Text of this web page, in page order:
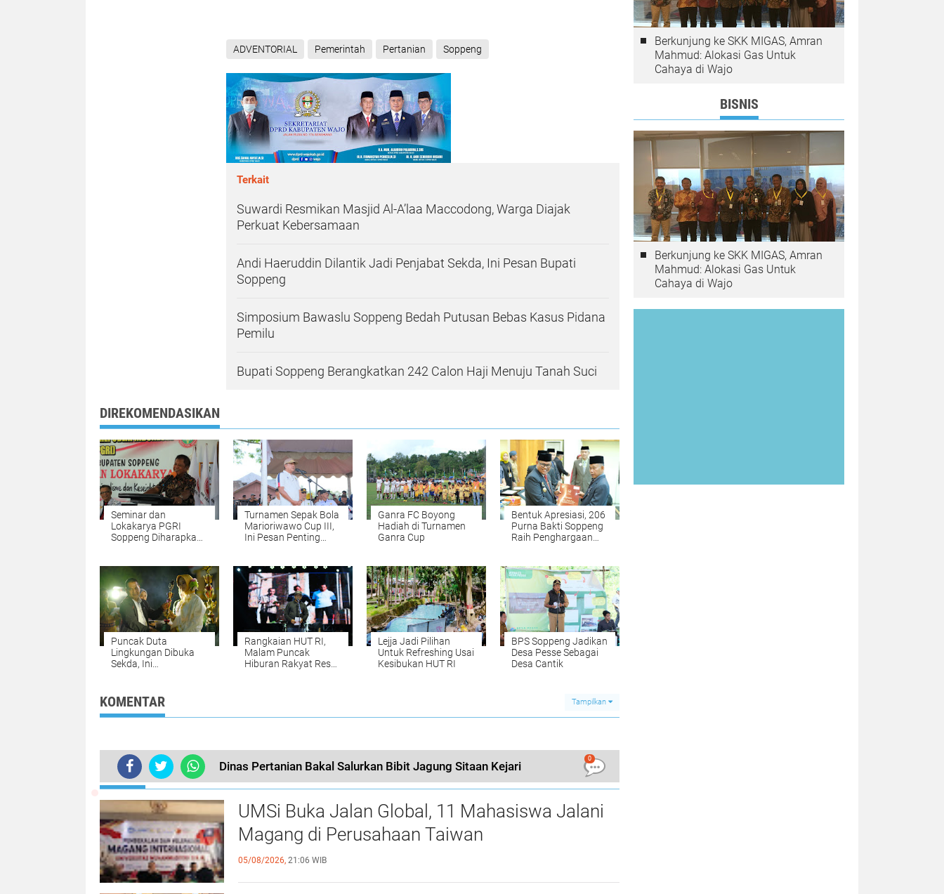
ADVENTORIAL Pemerintah Pertanian Soppeng
Terkait
Suwardi Resmikan Masjid Al-A’laa Maccodong, Warga Diajak
Perkuat Kebersamaan
Andi Haeruddin Dilantik Jadi Penjabat Sekda, Ini Pesan Bupati
Soppeng
Simposium Bawaslu Soppeng Bedah Putusan Bebas Kasus Pidana
Pemilu
Bupati Soppeng Berangkatkan 242 Calon Haji Menuju Tanah Suci
DIREKOMENDASIKAN
Seminar dan
Lokakarya PGRI
Soppeng Diharapkan
Turnamen Sepak Bola
Marioriwawo Cup III,
Ini Pesan Penting
Ganra FC Boyong
Hadiah di Turnamen
Ganra Cup
Bentuk Apresiasi, 206
Purna Bakti Soppeng
Raih Penghargaan
Puncak Duta
Lingkungan Dibuka
Sekda, Ini
Rangkaian HUT RI,
Malam Puncak
Hiburan Rakyat Resmi
Lejja Jadi Pilihan
Untuk Refreshing Usai
Kesibukan HUT RI
BPS Soppeng Jadikan
Desa Pesse Sebagai
Desa Cantik
KOMENTAR Tampilkan
Dinas Pertanian Bakal Salurkan Bibit Jagung Sitaan Kejari
0
TERKINI
UMSi Buka Jalan Global, 11 Mahasiswa Jalani
Magang di Perusahaan Taiwan
05/08/2026, 21:06 WIB
Berkunjung ke SKK MIGAS, Amran
Mahmud: Alokasi Gas Untuk
Cahaya di Wajo
BISNIS
Berkunjung ke SKK MIGAS, Amran
Mahmud: Alokasi Gas Untuk
Cahaya di Wajo